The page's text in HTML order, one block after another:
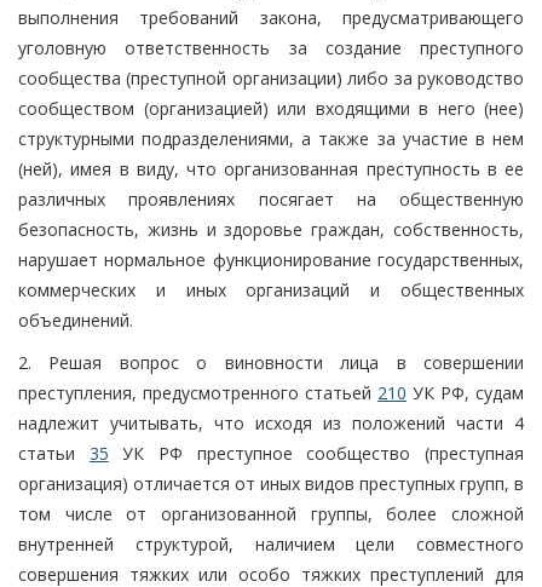
выполнения требований закона, предусматривающего
уголовную ответственность за создание преступного
сообщества (преступной организации) либо за руководство
сообществом (организацией) или входящими в него (нее)
структурными подразделениями, а также за участие в нем
(ней), имея в виду, что организованная преступность в ее
различных проявлениях посягает на общественную
безопасность, жизнь и здоровье граждан, собственность,
нарушает нормальное функционирование государственных,
коммерческих и иных организаций и общественных
объединений.
2. Решая вопрос о виновности лица в совершении
преступления, предусмотренного статьей 210 УК РФ, судам
надлежит учитывать, что исходя из положений части 4
статьи 35 УК РФ преступное сообщество (преступная
организация) отличается от иных видов преступных групп, в
том числе от организованной группы, более сложной
внутренней структурой, наличием цели совместного
совершения тяжких или особо тяжких преступлений для